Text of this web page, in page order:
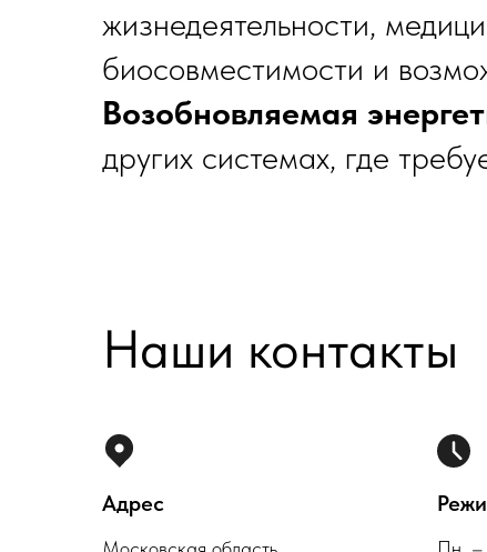
жизнедеятельности,
биосовместимости и
Возобновляемая
других системах, где
Наши контакты
Адрес